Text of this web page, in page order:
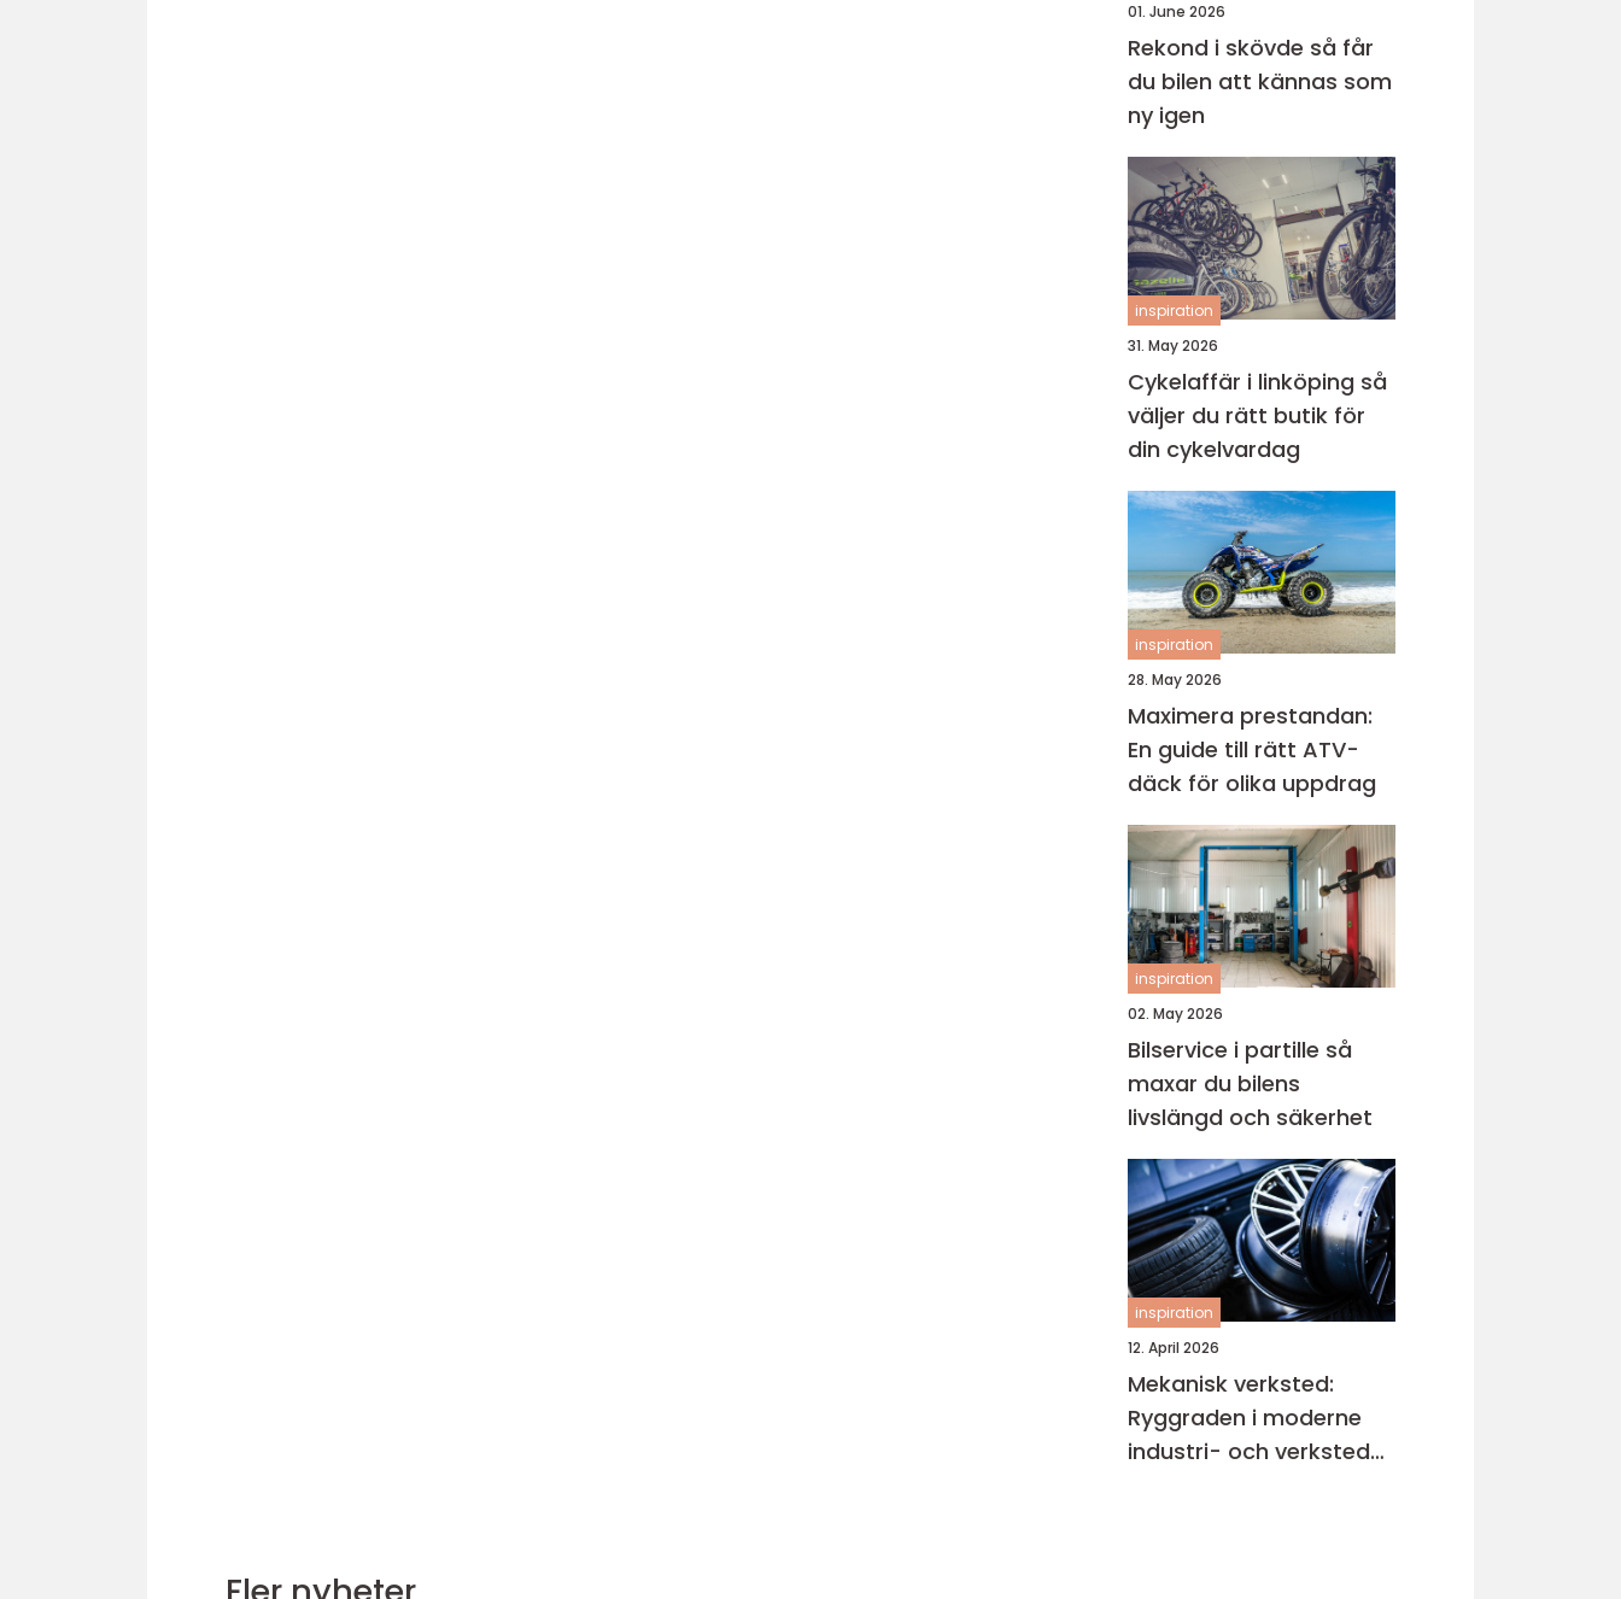
01. June 2026
Rekond i skövde så får
du bilen att kännas som
ny igen
inspiration
31. May 2026
Cykelaffär i linköping så
väljer du rätt butik för
din cykelvardag
inspiration
28. May 2026
Maximera prestandan:
En guide till rätt ATV-
däck för olika uppdrag
inspiration
02. May 2026
Bilservice i partille så
maxar du bilens
livslängd och säkerhet
inspiration
12. April 2026
Mekanisk verksted:
Ryggraden i moderne
industri- och verksted-